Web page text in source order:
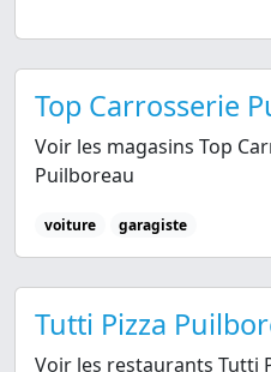
Top Carrosserie
Voir les magasins Top
Puilboreau
voiture garagiste
Tutti Pizza
Voir les restaurants Tutti